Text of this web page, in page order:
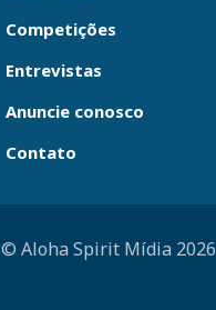
Competições
Entrevistas
Anuncie conosco
Contato
© Aloha Spirit Mídia 2026